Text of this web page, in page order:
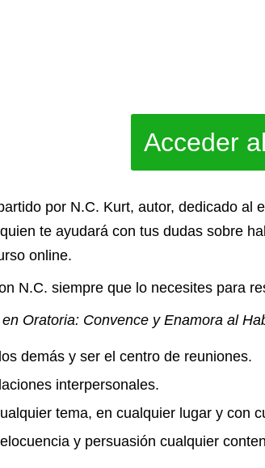
Acceder
por N.C. Kurt, autor, dedicado al
te ayudará con tus dudas sobre
online.
N.C. siempre que lo necesites para
Oratoria: Convence y Enamora al
demás y ser el centro de reuniones.
interpersonales.
tema, en cualquier lugar y con
y persuasión cualquier